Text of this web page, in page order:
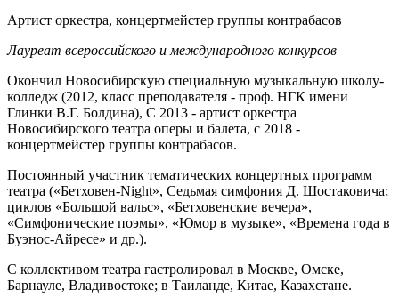
Артист оркестра, концертмейстер группы контрабасов
Лауреат всероссийского и международного конкурсов
Окончил Новосибирскую специальную музыкальную школу-
колледж (2012, класс преподавателя - проф. НГК имени
Глинки В.Г. Болдина), С 2013 - артист оркестра
Новосибирского театра оперы и балета, с 2018 -
концертмейстер группы контрабасов.
Постоянный участник тематических концертных программ
театра («Бетховен-Night», Седьмая симфония Д. Шостаковича;
циклов «Большой вальс», «Бетховенские вечера»,
«Симфонические поэмы», «Юмор в музыке», «Времена года в
Буэнос-Айресе» и др.).
С коллективом театра гастролировал в Москве, Омске,
Барнауле, Владивостоке; в Таиланде, Китае, Казахстане.